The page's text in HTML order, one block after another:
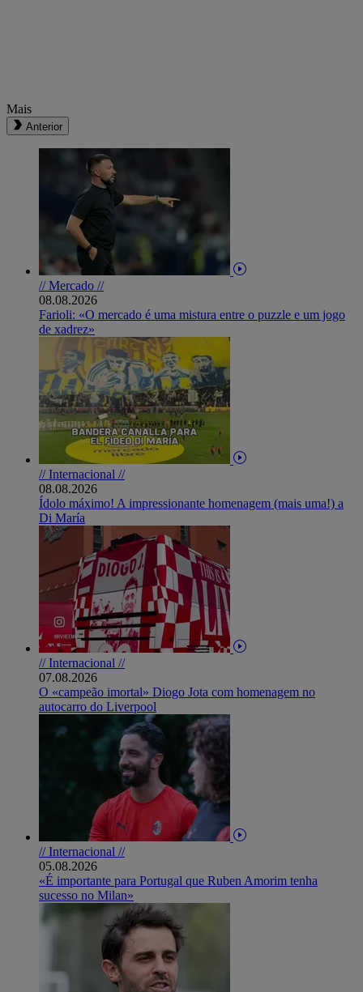
Mais
Anterior
// Mercado //
08.08.2026
Farioli: «O mercado é uma mistura entre o puzzle e um jogo
de xadrez»
// Internacional //
08.08.2026
Ídolo máximo! A impressionante homenagem (mais uma!) a
Di María
// Internacional //
07.08.2026
O «campeão imortal» Diogo Jota com homenagem no
autocarro do Liverpool
// Internacional //
05.08.2026
«É importante para Portugal que Ruben Amorim tenha
sucesso no Milan»